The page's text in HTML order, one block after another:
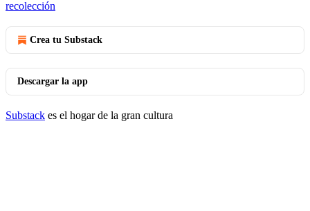
recolección
Crea tu Substack
Descargar la app
Substack es el hogar de la gran cultura